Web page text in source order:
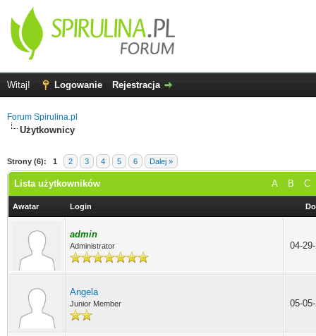
Witaj! Logowanie Rejestracja
Forum Spirulina.pl
Użytkownicy
Strony (6): 1 2 3 4 5 6 Dalej »
A B C
Lista użytkowników
Awatar Login
admin
Administrator 04-
Angela
Junior Member 05-